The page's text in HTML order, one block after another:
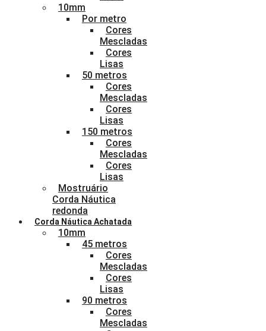
10mm
Por metro
Cores
Mescladas
Cores
Lisas
50 metros
Cores
Mescladas
Cores
Lisas
150 metros
Cores
Mescladas
Cores
Lisas
Mostruário
Corda Náutica
redonda
Corda Náutica Achatada
10mm
45 metros
Cores
Mescladas
Cores
Lisas
90 metros
Cores
Mescladas